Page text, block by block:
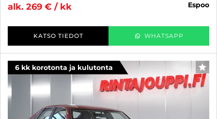
alk. 269 € / kk
espoo
KATSO TIEDOT WHATSAPP
6 kk korotonta ja kulutonta